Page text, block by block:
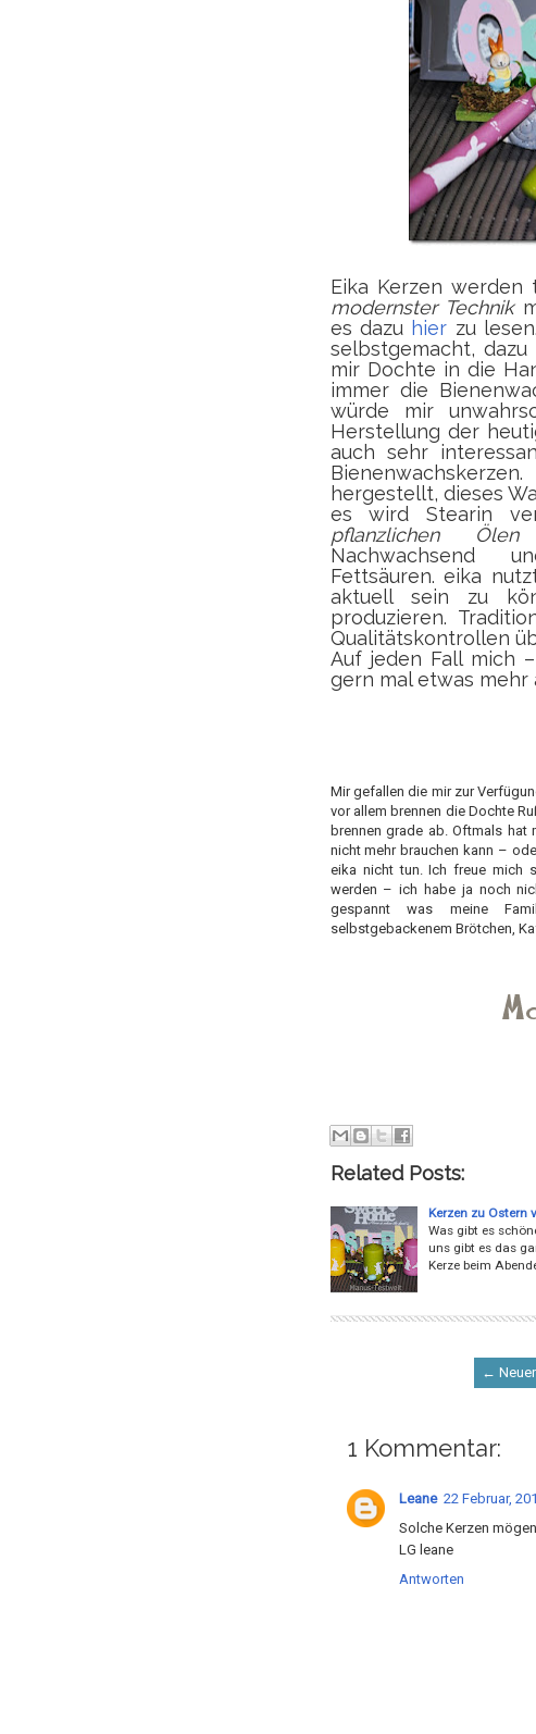
Eika Kerzen werden
modernster Technik
es dazu hier zu
selbstgemacht,
mir Dochte in die
immer die
würde mir
Herstellung der
auch sehr
hergestellt, dieses
es wird Stearin
pflanzlichen Ölen
Nachwachsend
Fettsäuren. eika
aktuell sein zu
produzieren.
Qualitätskontrollen
Auf jeden Fall mich
gern mal etwas mehr
Mir gefallen die mir zur
vor allem brennen die Dochte
brennen grade ab. Oftmals hat
nicht mehr brauchen kann –
eika nicht tun. Ich freue mich
werden – ich habe ja noch
gespannt was meine
selbstgebackenem Brötchen,
Related Posts:
Kerzen zu Ostern
Was gibt es
uns gibt es das
Kerze beim
←
1 Kommentar:
Leane 22 Februar,
Solche Kerzen
LG leane
Antworten